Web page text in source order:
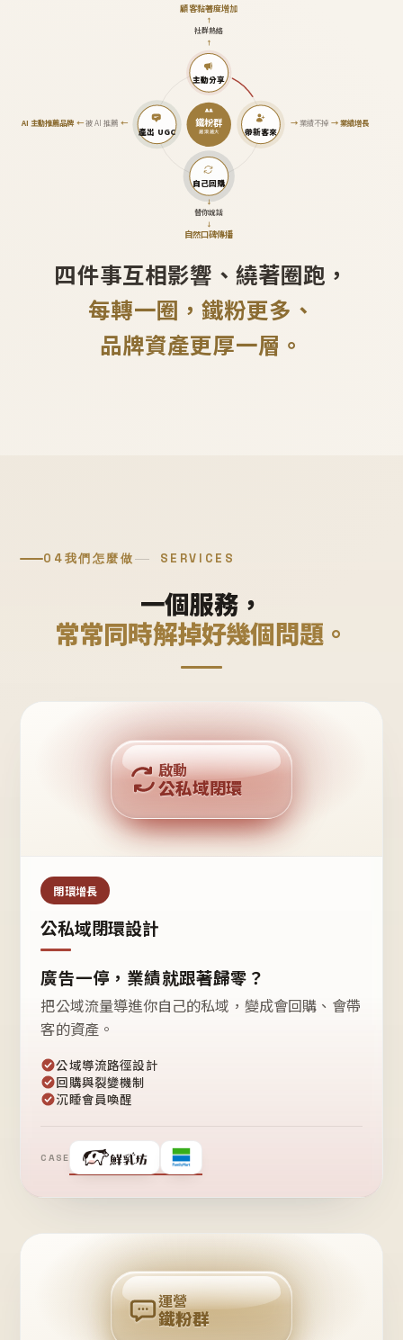
鐵粉群
越滾越大
主動分享
↑
社群熱絡
↑
顧客黏著度增加
帶新客來
→業績不掉 →業績增長
自己回購
↓
替你說話
↓
自然口碑傳播
產出 UGC
AI 主動推薦品牌←被 AI 推薦 ←
四件事互相影響、繞著圈跑，
每轉一圈，鐵粉更多、
品牌資產更厚一層。
04我們怎麼做 SERVICES
一個服務，
常常同時解掉好幾個問題。
公域流量
私域鐵粉
回購複利
啟動
公私域閉環
閉環增長
公私域閉環設計
廣告一停，業績就跟著歸零？
把公域流量導進你自己的私域，變成會回購、會帶
客的資產。
公域導流路徑設計
回購與裂變機制
沉睡會員喚醒
CASE
❤
粉
回
購
運營
鐵粉群